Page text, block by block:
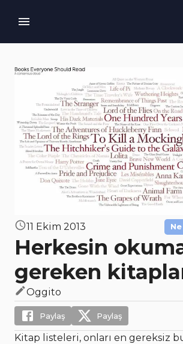
11 Ekim 2013
Herkesin
gereken
Oggito
Paylaş Paylaş
Kitap listeleri, onları en gereksiz